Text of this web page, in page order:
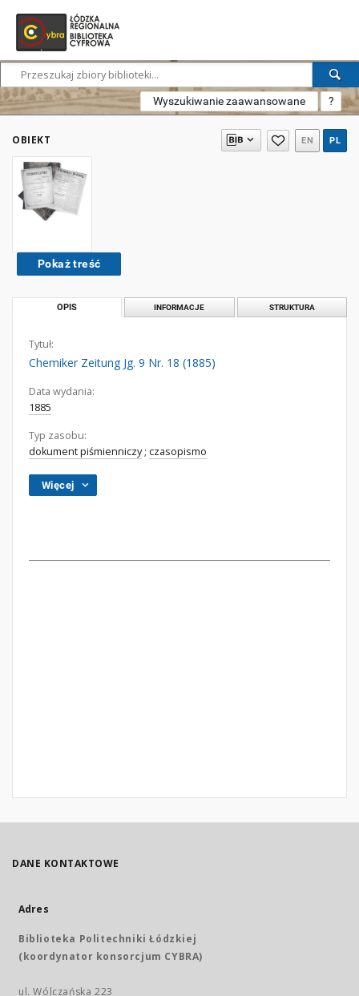
Wyszukiwanie zaawansowane ?
OBIEKT EN PL
Pokaż treść
OPIS INFORMACJE STRUKTURA
Tytuł:
Chemiker Zeitung Jg. 9 Nr. 18 (1885)
Data wydania:
1885
Typ zasobu:
dokument piśmienniczy; czasopismo
Więcej
DANE KONTAKTOWE
Adres
Biblioteka Politechniki Łódzkiej
(koordynator konsorcjum CYBRA)
ul. Wólczańska 223